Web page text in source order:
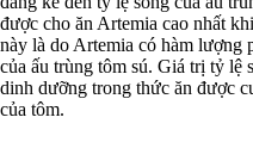
được cho ăn Artemia cao nhất
này là do Artemia có hàm lượng
của ấu trùng tôm sú. Giá trị tỷ lệ
dinh dưỡng trong thức ăn được
của tôm.